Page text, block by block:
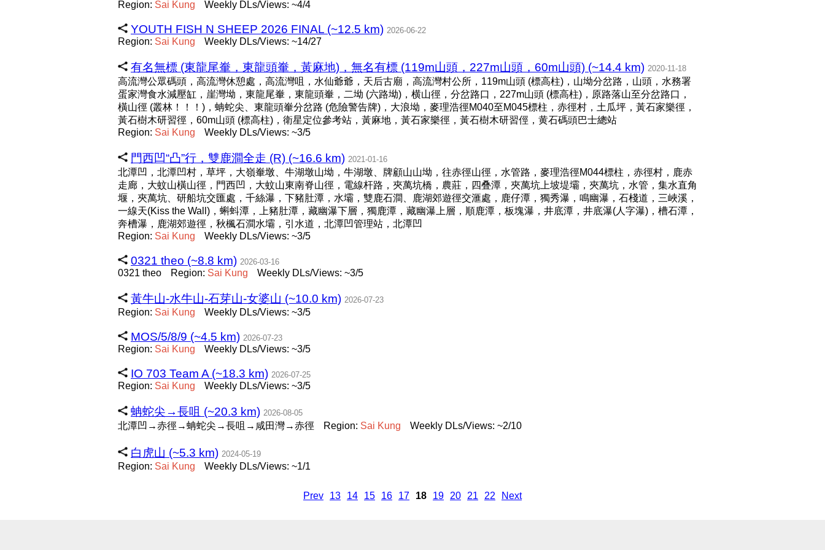
Region: Sai Kung Weekly DLs/Views: ~4/4
YOUTH FISH N SHEEP 2026 FINAL (~12.5 km) 2026-06-22
Region: Sai Kung Weekly DLs/Views: ~14/27
有名無標 (東龍尾輋，東龍頭輋，黃麻地)，無名有標 (119m山頭，227m山頭，60m山頭) (~14.4 km) 2020-11-18
高流灣公眾碼頭，高流灣休憩處，高流灣咀，水仙爺爺，天后古廟，高流灣村公所，119m山頭 (標高柱)，山坳分岔路，山頭，水務署
蛋家灣食水減壓缸，崖灣坳，東龍尾輋，東龍頭輋，二坳 (六路坳)，横山徑，分岔路口，227m山頭 (標高柱)，原路落山至分岔路口，
橫山徑 (叢林！！！)，蚺蛇尖、東龍頭輋分岔路 (危險警告牌)，大浪坳，麥理浩徑M040至M045標柱，赤徑村，土瓜坪，黃石家樂徑，
黃石樹木研習徑，60m山頭 (標高柱)，衛星定位參考站，黃麻地，黃石家樂徑，黃石樹木研習俓，黄石碼頭巴士總站
Region: Sai Kung Weekly DLs/Views: ~3/5
門西凹“凸”行，雙鹿澗全走 (R) (~16.6 km) 2021-01-16
北潭凹，北潭凹村，草坪，大嶺輋墩、牛湖墩山坳，牛湖墩、牌顧山山坳，往赤徑山徑，水管路，麥理浩徑M044標柱，赤徑村，鹿赤
走廊，大蚊山橫山徑，門西凹，大蚊山東南脊山徑，電線杆路，夾萬坑橋，農莊，四叠潭，夾萬坑上坡堤壩，夾萬坑，水管，集水直角
堰，夾萬坑、研船坑交匯處，千絲瀑，下豬肚潭，水壩，雙鹿石澗、鹿湖郊遊徑交滙處，鹿仔潭，獨秀瀑，鳴幽瀑，石棧道，三峽溪，
一線天(Kiss the Wall)，蝌蚪潭，上豬肚潭，藏幽瀑下層，獨鹿潭，藏幽瀑上層，順鹿潭，板塊瀑，井底潭，井底瀑(人字瀑)，槽石潭，
奔槽瀑，鹿湖郊遊徑，秋楓石澗水壩，引水道，北潭凹管理站，北潭凹
Region: Sai Kung Weekly DLs/Views: ~3/5
0321 theo (~8.8 km) 2026-03-16
0321 theo Region: Sai Kung Weekly DLs/Views: ~3/5
黃牛山-水牛山-石芽山-女婆山 (~10.0 km) 2026-07-23
Region: Sai Kung Weekly DLs/Views: ~3/5
MOS/5/8/9 (~4.5 km) 2026-07-23
Region: Sai Kung Weekly DLs/Views: ~3/5
IO 703 Team A (~18.3 km) 2026-07-25
Region: Sai Kung Weekly DLs/Views: ~3/5
蚺蛇尖→長咀 (~20.3 km) 2026-08-05
北潭凹→赤徑→蚺蛇尖→長咀→咸田灣→赤徑 Region: Sai Kung Weekly DLs/Views: ~2/10
白虎山 (~5.3 km) 2024-05-19
Region: Sai Kung Weekly DLs/Views: ~1/1
Prev 13 14 15 16 17 18 19 20 21 22 Next